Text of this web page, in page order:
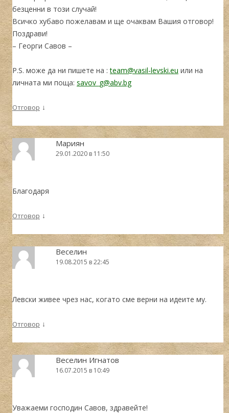
безценни в този случай!
Всичко хубаво пожелавам и ще очаквам Вашия отговор!
Поздрави!
– Георги Савов –
P.S. може да ни пишете на :team@vasil-levski.eu или на
личната ми поща: savov_g@abv.bg
Отговор ↓
Мариян
29.01.2020 в 11:50
Благодаря
Отговор ↓
Веселин
19.08.2015 в 22:45
Левски живее чрез нас, когато сме верни на идеите му.
Отговор ↓
Веселин Игнатов
16.07.2015 в 10:49
Уважаеми господин Савов, здравейте!